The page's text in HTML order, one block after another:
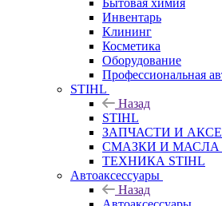
Бытовая химия
Инвентарь
Клининг
Косметика
Оборудование
Профессиональная
STIHL
Назад
STIHL
ЗАПЧАСТИ И
СМАЗКИ И МАСЛА
ТЕХНИКА STIHL
Автоаксессуары
Назад